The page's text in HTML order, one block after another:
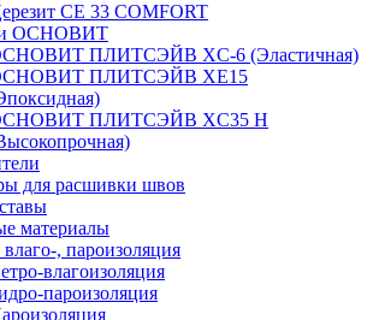
CE 33 COMFORT
ОСНОВИТ
ПЛИТСЭЙВ XC-6 (Эластичная)
ПЛИТСЭЙВ XЕ15
ПЛИТСЭЙВ XС35 Н
для расшивки швов
материалы
, пароизоляция
влагоизоляция
пароизоляция